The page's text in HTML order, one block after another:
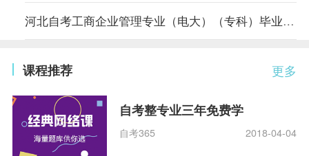
河北自考工商企业管理专业（电大）（专科）毕业条件
更多
课程推荐
自考整专业三年免费学
自考365 2018-04-04